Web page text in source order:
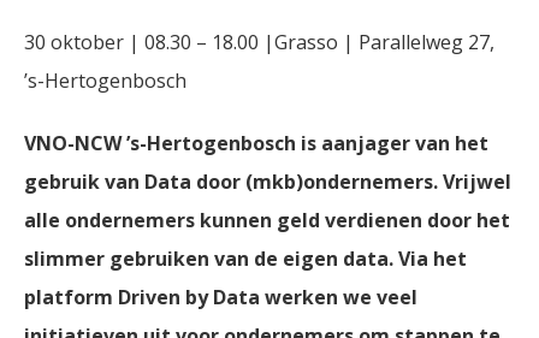
30 oktober | 08.30 – 18.00 |Grasso | Parallelweg 27,
’s-Hertogenbosch
VNO-NCW ’s-Hertogenbosch is aanjager van het
gebruik van Data door (mkb)ondernemers. Vrijwel
alle ondernemers kunnen geld verdienen door het
slimmer gebruiken van de eigen data. Via het
platform Driven by Data werken we veel